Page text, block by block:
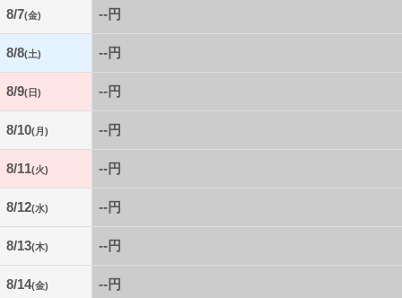
8/7(金) --円
8/8(土) --円
8/9(日) --円
8/10(月) --円
8/11(火) --円
8/12(水) --円
8/13(木) --円
8/14(金) --円